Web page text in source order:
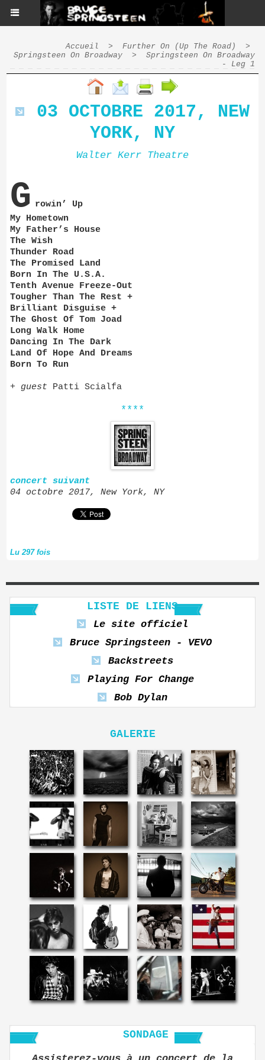
Accueil > Further On (Up The Road)
>
Springsteen On Broadway
>
Springsteen On Broadway
- Leg 1
03 OCTOBRE 2017, NEW
YORK, NY
Walter Kerr Theatre
G rowin’ Up
My Hometown
My Father’s House
The Wish
Thunder Road
The Promised Land
Born In The U.S.A.
Tenth Avenue Freeze-Out
Tougher Than The Rest +
Brilliant Disguise +
The Ghost Of Tom Joad
Long Walk Home
Dancing In The Dark
Land Of Hope And Dreams
Born To Run
+ guest Patti Scialfa
****
concert suivant
04 octobre 2017, New York, NY
Lu 297 fois
LISTE DE LIENS
Le site officiel
Bruce Springsteen - VEVO
Backstreets
Playing For Change
Bob Dylan
GALERIE
SONDAGE